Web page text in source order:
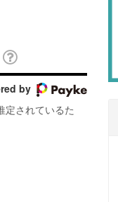
by
定されているた